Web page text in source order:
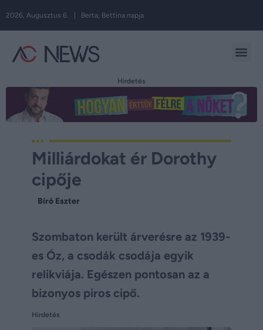
2026. Augusztus 6. | Berta, Bettina napja
Hirdetés
Milliárdokat ér Dorothy
cipője
Bíró Eszter
Szombaton került árverésre az 1939-
es Óz, a csodák csodája egyik
relikviája. Egészen pontosan az a
bizonyos piros cipő.
Hirdetés